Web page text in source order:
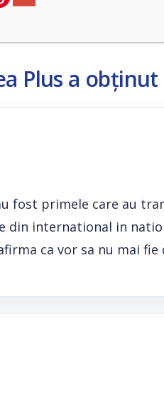
Plus a obținut
fost primele care au
din international in
ca vor sa nu mai fie